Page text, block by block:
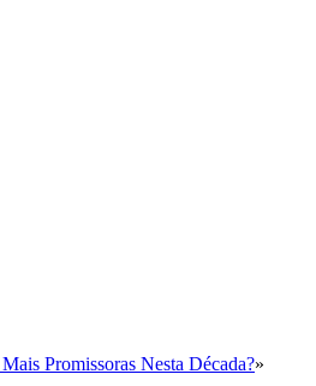
Promissoras Nesta Década?»